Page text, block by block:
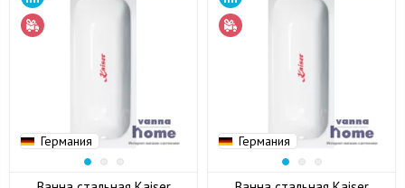
Германия Германия